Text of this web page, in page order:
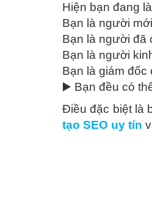
Hiện bạn đang
Bạn là người
Bạn là người đã
Bạn là người
Bạn là giám đốc
▶️ Bạn đều có
Điều đặc biệt là
tạo SEO uy tín